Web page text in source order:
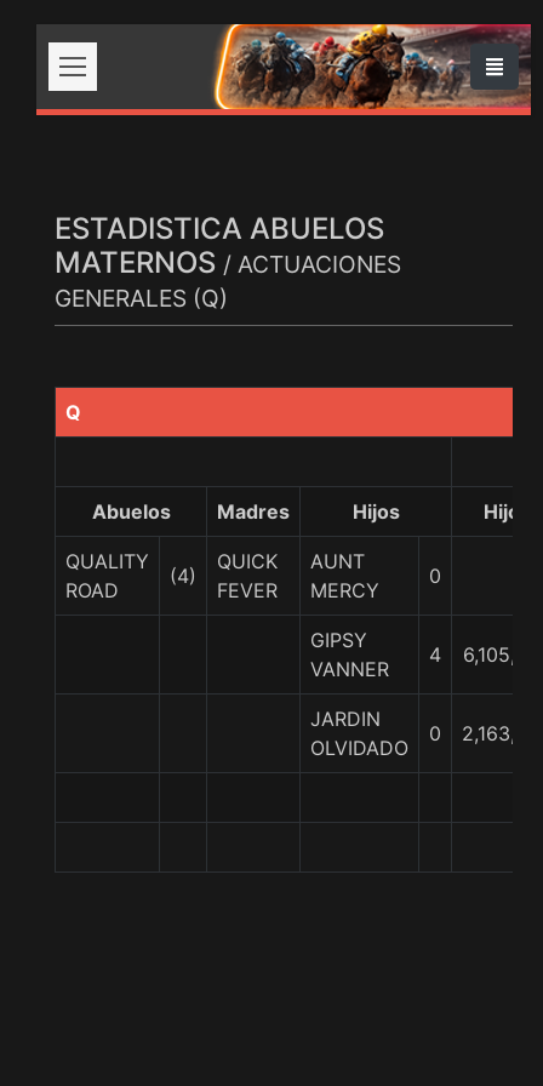
ESTADISTICA ABUELOS
MATERNOS / ACTUACIONES
GENERALES (Q)
Q
Abuelos Madres Hijos Hijos
QUALITY
ROAD
(4)
QUICK
FEVER
AUNT
MERCY
0
GIPSY
VANNER
4
JARDIN
OLVIDADO
0